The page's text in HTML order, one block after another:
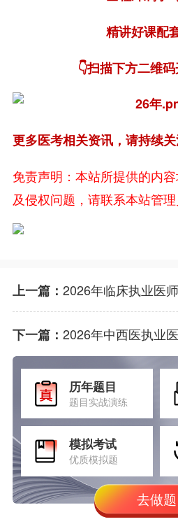
精讲好课配
👇扫描下方二维
更多医考相关资讯，请持续
免责声明：本站所提供的内
及侵权问题，请联系本站管理
上一篇： 2026年临床执业医
下一篇： 2026年中西医执业
历年题目
题目实战演练
模拟考试
优质模拟题
去做题